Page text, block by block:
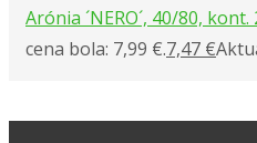
Arónia ´NERO´, 40/80, kont.
cena bola: 7,99 €.7,47 €